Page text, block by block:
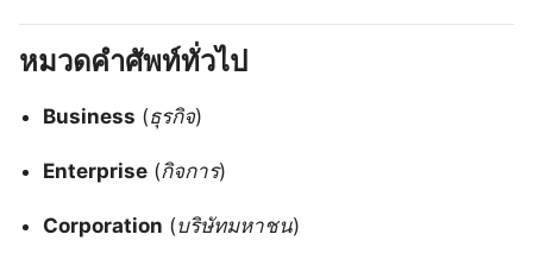
หมวดคำศัพท์ทั่วไป
Business (ธุรกิจ)
Enterprise (กิจการ)
Corporation (บริษัทมหาชน)